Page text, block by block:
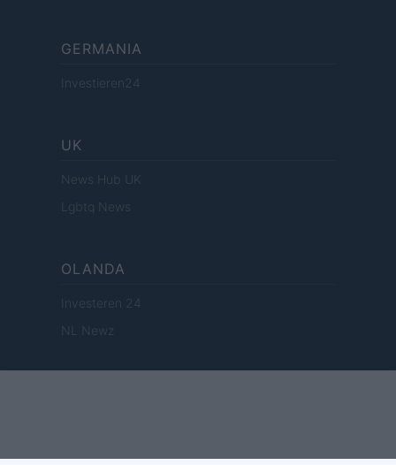
GERMANIA
Investieren24
UK
News Hub UK
Lgbtq News
OLANDA
Investeren 24
NL Newz